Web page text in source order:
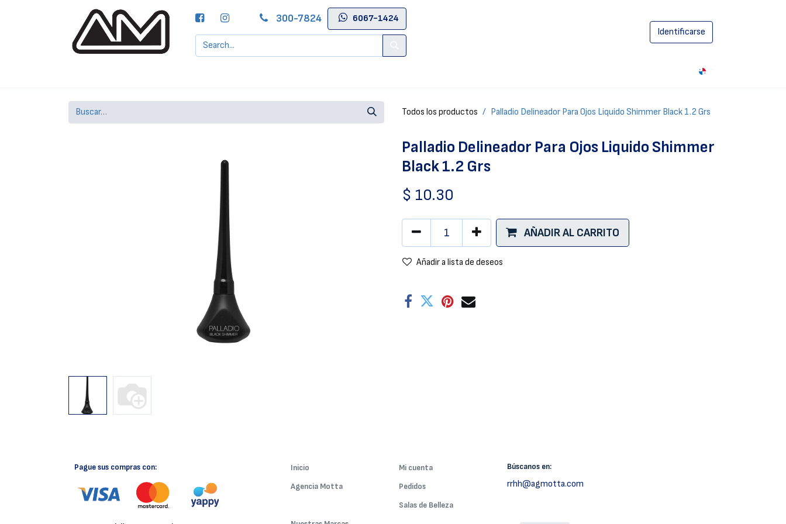
300-7824
6067-1424
Identificarse
Todos los productos Palladio Delineador Para Ojos Liquido Shimmer Black 1.2 Grs
Palladio Delineador Para Ojos Liquido Shimmer
Black 1.2 Grs
$ 10.30
AÑADIR AL CARRITO
Añadir a lista de deseos
Pague sus compras con:
Inicio
Agencia Motta
Mi cuenta
Pedidos
Salas de Belleza
Búscanos en:
rrhh@agmotta.com